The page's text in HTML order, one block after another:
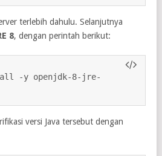
terlebih dahulu. Selanjutnya
8, dengan perintah berikut:
-y openjdk-8-jre-
versi Java tersebut dengan